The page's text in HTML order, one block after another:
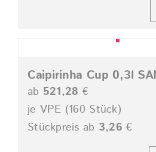
Caipirinha Cup 0,3l
ab 521,28 €
je VPE (160 Stück)
Stückpreis ab 3,26 €